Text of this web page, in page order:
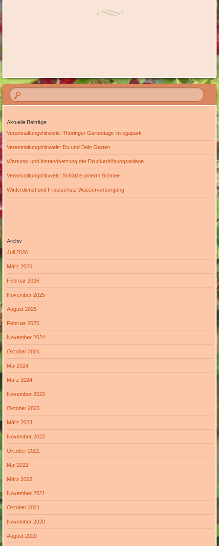
Aktuelle Beiträge
Veranstaltungshinweis: Thüringer Gartentage im egapark
Veranstaltungshinweis: Du und Dein Garten
Wartung- und Instandsetzung der Druckerhöhungsanlage
Veranstaltungshinweis: Schätze unterm Schnee
Winterdienst und Frostschutz Wasserversorgung
Archiv
Juli 2026
März 2026
Februar 2026
November 2025
August 2025
Februar 2025
November 2024
Oktober 2024
Mai 2024
März 2024
November 2023
Oktober 2023
März 2023
November 2022
Oktober 2022
Mai 2022
März 2022
November 2021
Oktober 2021
November 2020
August 2020